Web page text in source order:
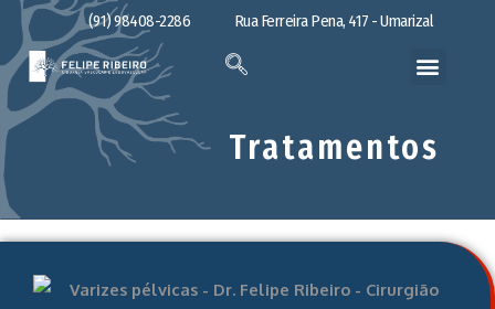
(91) 98408-2286 Rua Ferreira Pena, 417 - Umarizal
Tratamentos